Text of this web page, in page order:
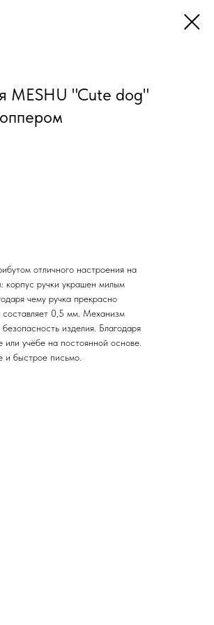
MESHU "Cute dog"
отличного настроения на
корпус ручки украшен милым
чему ручка прекрасно
составляет 0,5 мм. Механизм
изделия. Благодаря
или учёбе на постоянной основе.
и быстрое письмо.